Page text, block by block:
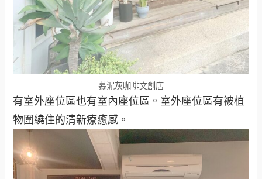
慕泥灰咖啡文創店
有室外座位區也有室內座位區。室外座位區有被植
物圍繞住的清新療癒感。